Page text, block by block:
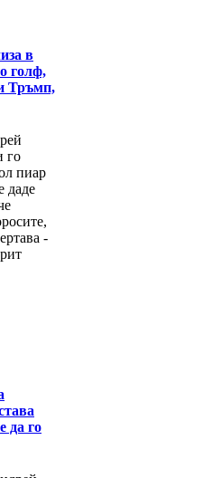
в
голф,
Тръмп,
го
пиар
даде
-
да го